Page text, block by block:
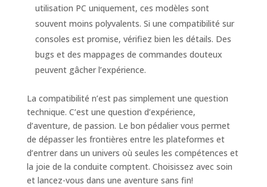
utilisation PC uniquement, ces modèles sont
souvent moins polyvalents. Si une compatibilité sur
consoles est promise, vérifiez bien les détails. Des
bugs et des mappages de commandes douteux
peuvent gâcher l’expérience.
La compatibilité n’est pas simplement une question
technique. C’est une question d’expérience,
d’aventure, de passion. Le bon pédalier vous permet
de dépasser les frontières entre les plateformes et
d’entrer dans un univers où seules les compétences et
la joie de la conduite comptent. Choisissez avec soin
et lancez-vous dans une aventure sans fin!